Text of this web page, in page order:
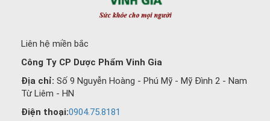
Liên hệ miền bắc
Công Ty CP Dược Phẩm Vinh Gia
Địa chỉ: Số 9 Nguyễn Hoàng - Phú Mỹ - Mỹ Đình 2 - Nam
Từ Liêm - HN
Điện thoại:0904.75.8181